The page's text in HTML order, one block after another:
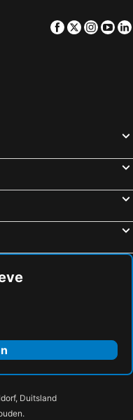
Facebook
Twitter
Duitsland